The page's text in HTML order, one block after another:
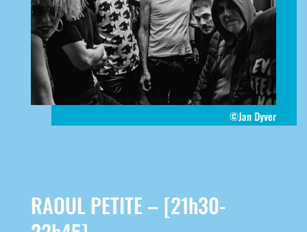
©Jan Dyver
RAOUL PETITE – [21h30-